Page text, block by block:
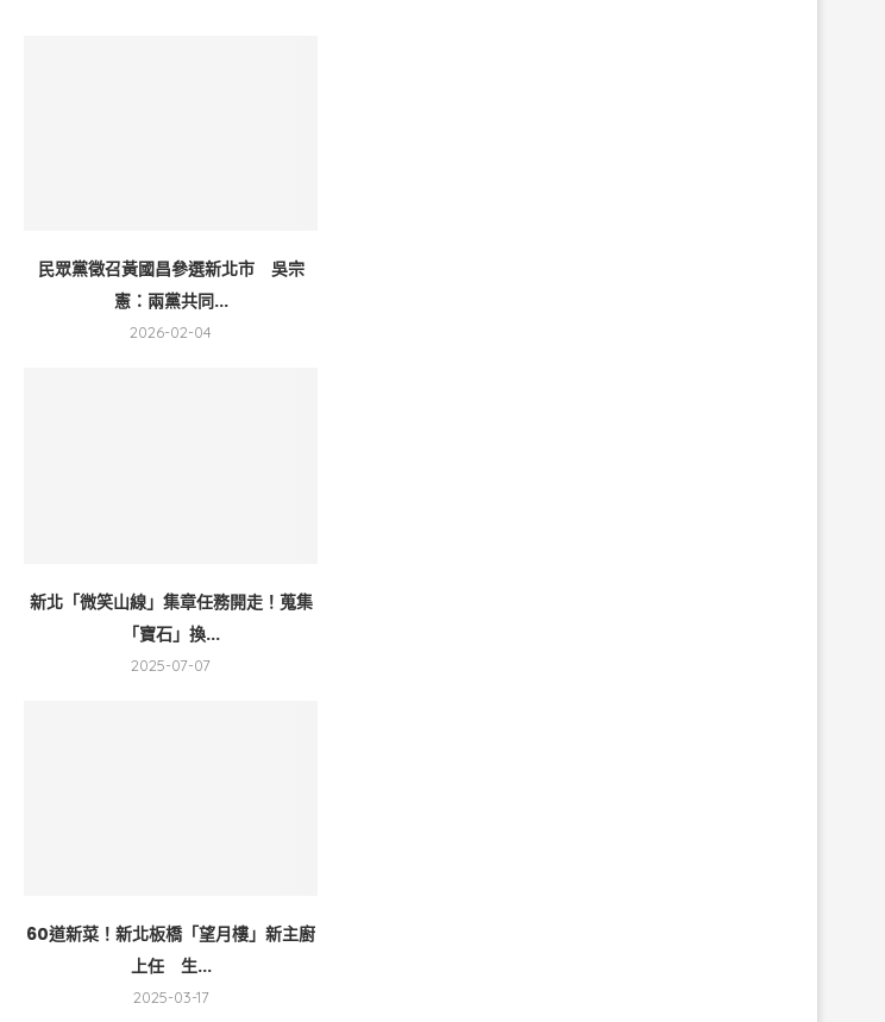
民眾黨徵召黃國昌參選新北市 吳宗
憲：兩黨共同...
2026-02-04
新北「微笑山線」集章任務開走！蒐集
「寶石」換...
2025-07-07
60道新菜！新北板橋「望月樓」新主廚
上任 生...
2025-03-17